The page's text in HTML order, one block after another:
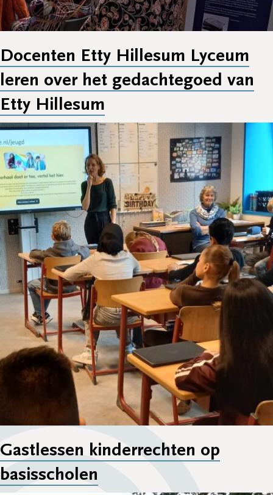
Docenten Etty Hillesum Lyceum
leren over het gedachtegoed van
Etty Hillesum
Gastlessen kinderrechten op
basisscholen